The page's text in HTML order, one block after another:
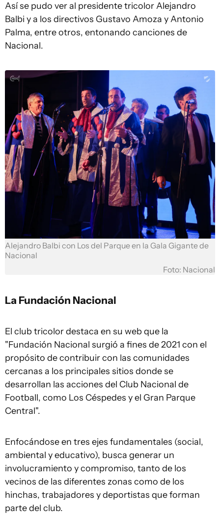
Así se pudo ver al presidente tricolor Alejandro
Balbi y a los directivos Gustavo Amoza y Antonio
Palma, entre otros, entonando canciones de
Nacional.
Alejandro Balbi con Los del Parque en la Gala Gigante de
Nacional
Foto: Nacional
La Fundación Nacional
El club tricolor destaca en su web que la
"Fundación Nacional surgió a fines de 2021 con el
propósito de contribuir con las comunidades
cercanas a los principales sitios donde se
desarrollan las acciones del Club Nacional de
Football, como Los Céspedes y el Gran Parque
Central".
Enfocándose en tres ejes fundamentales (social,
ambiental y educativo), busca generar un
involucramiento y compromiso, tanto de los
vecinos de las diferentes zonas como de los
hinchas, trabajadores y deportistas que forman
parte del club.